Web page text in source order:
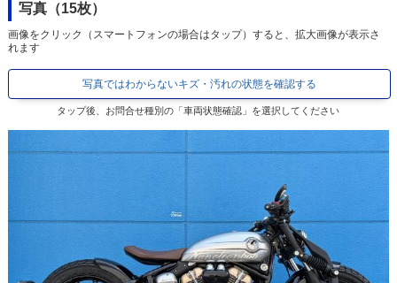
写真（15枚）
画像をクリック（スマートフォンの場合はタップ）すると、拡大画像が表示さ
れます
写真ではわからないキズ・汚れの状態を確認する
タップ後、お問合せ種別の「車両状態確認」を選択してください